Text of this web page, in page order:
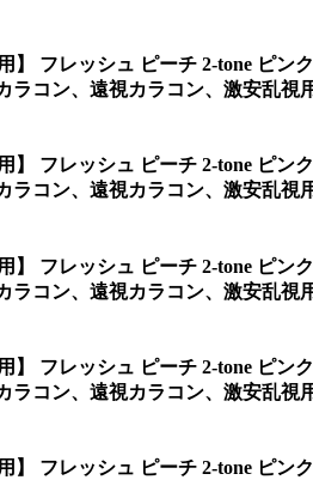
用】 フレッシュ ピーチ 2-tone ピ
コン、遠視カラコン、激安乱
用】 フレッシュ ピーチ 2-tone ピ
コン、遠視カラコン、激安乱
用】 フレッシュ ピーチ 2-tone ピ
コン、遠視カラコン、激安乱
用】 フレッシュ ピーチ 2-tone ピ
コン、遠視カラコン、激安乱視
用】 フレッシュ ピーチ 2-tone ピ